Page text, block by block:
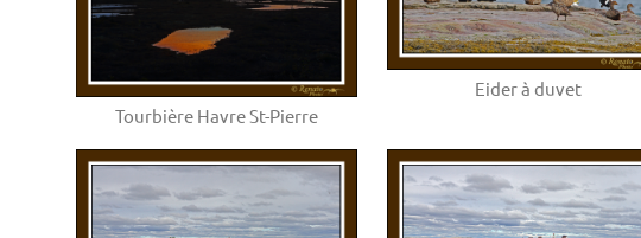
Tourbière Havre St-Pierre
Eider à duvet